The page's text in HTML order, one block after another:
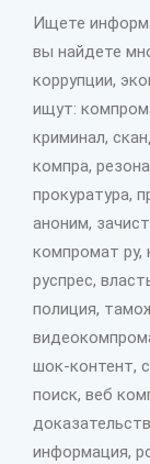
Ищете
вы найдете
коррупции,
ищут:
криминал,
компра,
прокуратура,
аноним,
компромат ру,
руспрес,
полиция,
шок-контент,
поиск, веб
информация,